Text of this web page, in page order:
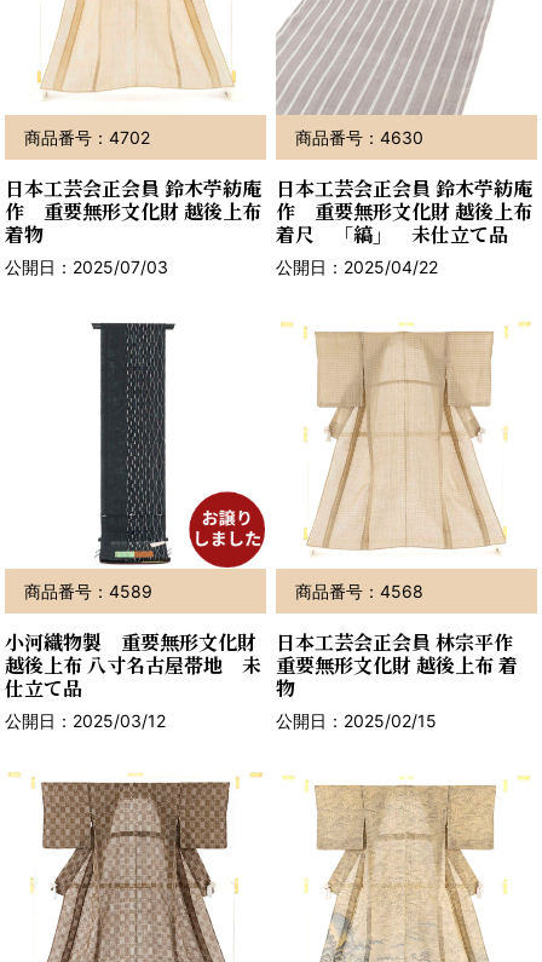
商品番号：4702
日本工芸会正会員 鈴木苧紡庵
作 重要無形文化財 越後上布
着物
公開日：2025/07/03
商品番号：4630
日本工芸会正会員 鈴木苧紡庵
作 重要無形文化財 越後上布
着尺 「縞」 未仕立て品
公開日：2025/04/22
商品番号：4589
小河織物製 重要無形文化財
越後上布 八寸名古屋帯地 未
仕立て品
公開日：2025/03/12
商品番号：4568
日本工芸会正会員 林宗平作
重要無形文化財 越後上布 着
物
公開日：2025/02/15